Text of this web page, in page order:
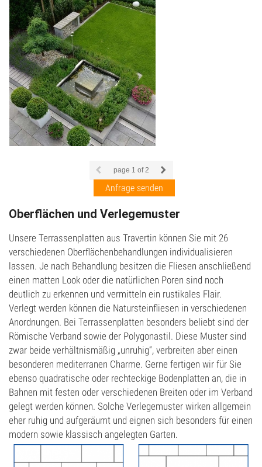
page 1 of 2
Anfrage senden
Oberflächen und Verlegemuster
Unsere Terrassenplatten aus Travertin können Sie mit 26
verschiedenen Oberflächenbehandlungen individualisieren
lassen. Je nach Behandlung besitzen die Fliesen anschließend
einen matten Look oder die natürlichen Poren sind noch
deutlich zu erkennen und vermitteln ein rustikales Flair.
Verlegt werden können die Natursteinfliesen in verschiedenen
Anordnungen. Bei Terrassenplatten besonders beliebt sind der
Römische Verband sowie der Polygonastil. Diese Muster sind
zwar beide verhältnismäßig „unruhig“, verbreiten aber einen
besonderen mediterranen Charme. Gerne fertigen wir für Sie
ebenso quadratische oder rechteckige Bodenplatten an, die in
Bahnen mit festen oder verschiedenen Breiten oder im Verband
gelegt werden können. Solche Verlegemuster wirken allgemein
eher ruhig und aufgeräumt und eignen sich besonders für einen
modern sowie klassisch angelegten Garten.